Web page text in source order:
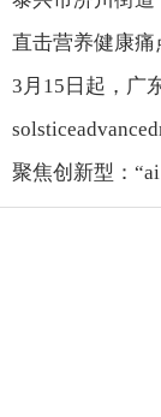
直击营养健康
3月15日起，广
聚焦创新型：